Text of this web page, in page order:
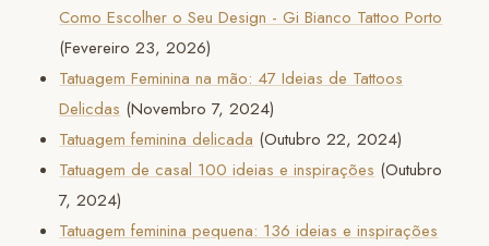
Como Escolher o Seu Design - Gi Bianco Tattoo Porto
(Fevereiro 23, 2026)
Tatuagem Feminina na mão: 47 Ideias de Tattoos
Delicdas (Novembro 7, 2024)
Tatuagem feminina delicada (Outubro 22, 2024)
Tatuagem de casal 100 ideias e inspirações (Outubro
7, 2024)
Tatuagem feminina pequena: 136 ideias e inspirações